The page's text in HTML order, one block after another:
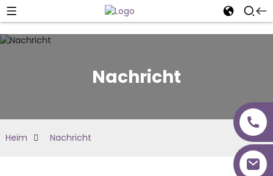
Nachricht
Heim Nachricht